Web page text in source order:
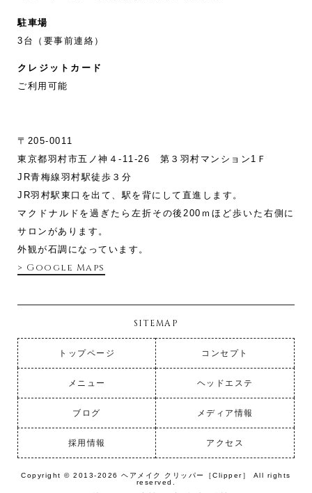
駐車場
3台（要事前連絡）
クレジットカード
ご利用可能
〒205-0011
東京都羽村市五ノ神４-11‐26 第３羽村マンション1Ｆ
JR青梅線羽村駅徒歩３分
JR羽村駅東口を出て、駅を背にして直進します。
マクドナルドを過ぎたら左折その後200ｍほど歩いた右側に
サロンがあります。
外観が石調になっています。
> Google Maps
SITEMAP
トップページ コンセプト
メニュー ヘッドエステ
ブログ メディア情報
採用情報 アクセス
Copyright © 2013-2026 ヘアメイク クリッパー［Clipper］ All rights
reserved.